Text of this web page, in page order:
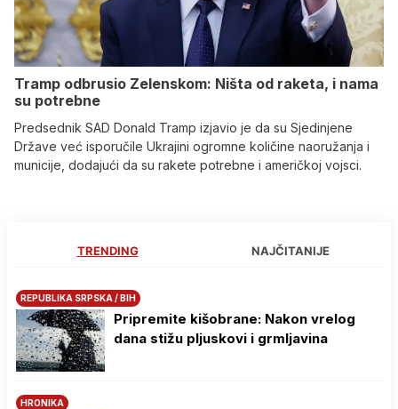
Tramp odbrusio Zelenskom: Ništa od raketa, i nama
su potrebne
Predsednik SAD Donald Tramp izjavio je da su Sjedinjene
Države već isporučile Ukrajini ogromne količine naoružanja i
municije, dodajući da su rakete potrebne i američkoj vojsci.
TRENDING NAJČITANIJE
REPUBLIKA SRPSKA / BIH
Pripremite kišobrane: Nakon vrelog
dana stižu pljuskovi i grmljavina
HRONIKA